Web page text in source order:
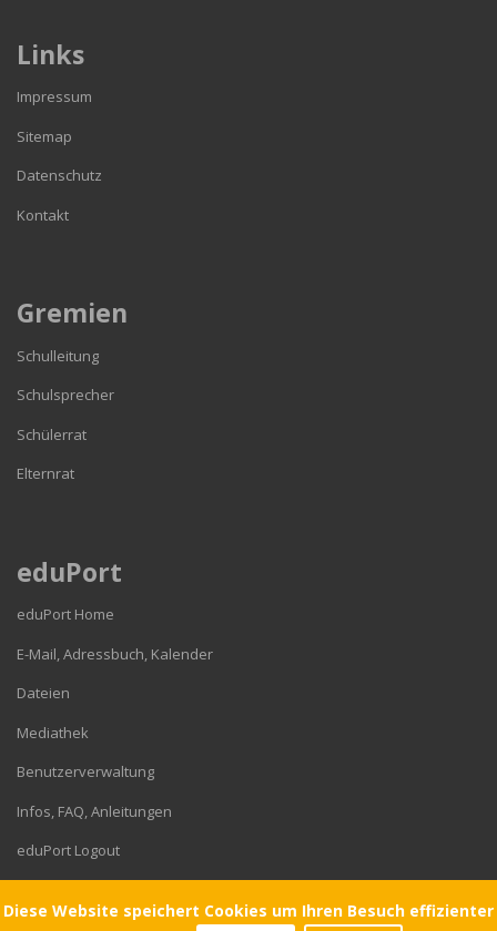
Diese Website speichert Cookies um Ihren Besuch effizienter
Links
Impressum
Sitemap
Datenschutz
Kontakt
Gremien
Schulleitung
Schulsprecher
Schülerrat
Elternrat
eduPort
eduPort Home
E-Mail, Adressbuch, Kalender
Dateien
Mediathek
Benutzerverwaltung
Infos, FAQ, Anleitungen
eduPort Logout
© 2026 Gymnasium Corveystraße